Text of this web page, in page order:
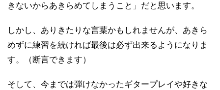
きないからあきらめてしまうこと」だと思います。
しかし、ありきたりな言葉かもしれませんが、あきら
めずに練習を続ければ最後は必ず出来るようになりま
す。（断言できます）
そして、今までは弾けなかったギタープレイや好きな